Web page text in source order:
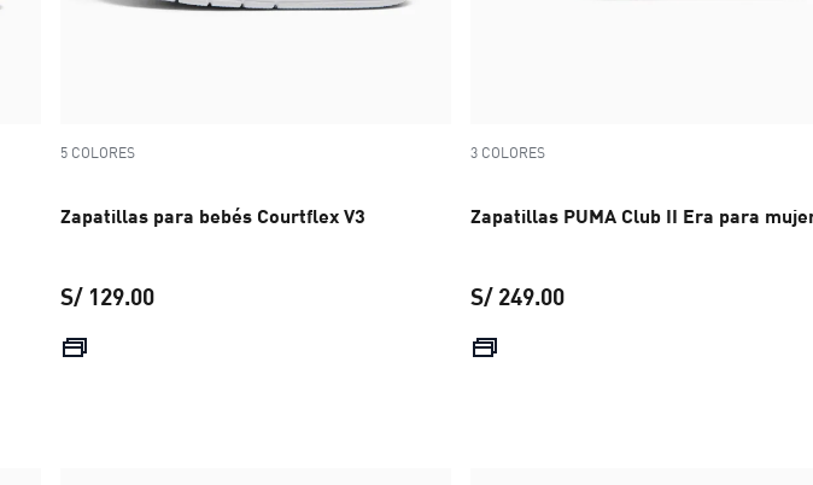
5 COLORES
Zapatillas para bebés Courtflex V3
S/ 129.00
3 COLORES
Zapatillas PUMA Club II Era para
S/ 249.00